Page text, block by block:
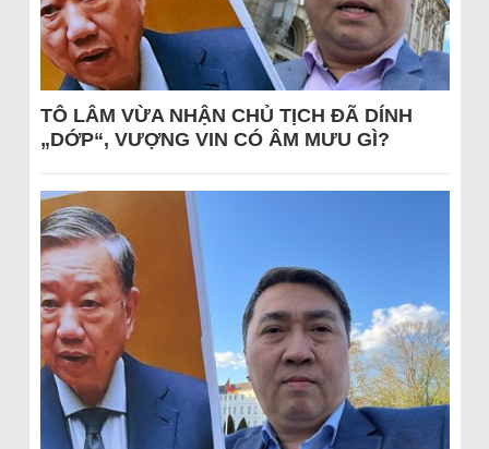
TÔ LÂM VỪA NHẬN CHỦ TỊCH ĐÃ DÍNH
„DỚP“, VƯỢNG VIN CÓ ÂM MƯU GÌ?